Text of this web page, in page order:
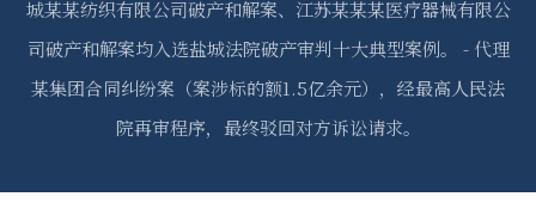
城某某纺织有限公司破产和解案、江苏某某某医疗器械有限公
司破产和解案均入选盐城法院破产审判十大典型案例。 - 代理
某集团合同纠纷案（案涉标的额1.5亿余元），经最高人民法
院再审程序，最终驳回对方诉讼请求。